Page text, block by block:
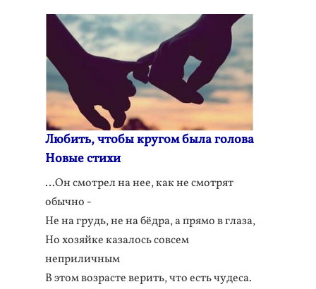
Любить, чтобы кругом была голова
Новые стихи
…Он смотрел на нее, как не смотрят
обычно -
Не на грудь, не на бёдра, а прямо в глаза,
Но хозяйке казалось совсем
неприличным
В этом возрасте верить, что есть чудеса.